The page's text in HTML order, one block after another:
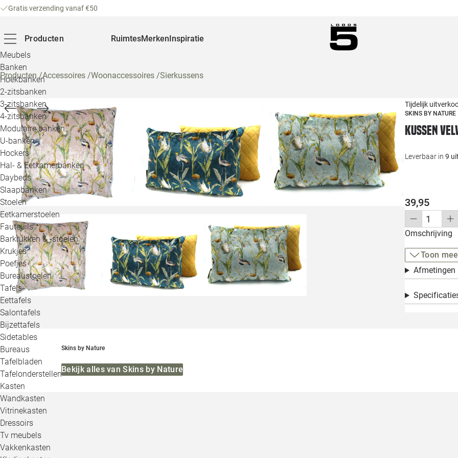
Gratis verzending vanaf €50
Producten
Meubels
Banken
Hoekbanken
2-zitsbanken
3-zitsbanken
4-zitsbanken
Modulaire banken
U-banken
Hockers
Hal- & Eetkamerbanken
Daybeds
Slaapbanken
Stoelen
Eetkamerstoelen
Fauteuils
Barkrukken & -stoelen
Krukjes
Poefjes
Bureaustoelen
Tafels
Eettafels
Salontafels
Bijzettafels
Sidetables
Bureaus
Tafelbladen
Tafelonderstellen
Kasten
Wandkasten
Vitrinekasten
Dressoirs
Tv meubels
Vakkenkasten
RuimtesMerkenInspiratie
Producten/Accessoires /Woonaccessoires /Sierkussens
Tijdelijk
SKINS BY NATURE
Kussen
Leverbaar in 9
39,95
Omschrijving
Toon
Afmetingen
Skins by Nature
Bekijk alles van Skins by Nature